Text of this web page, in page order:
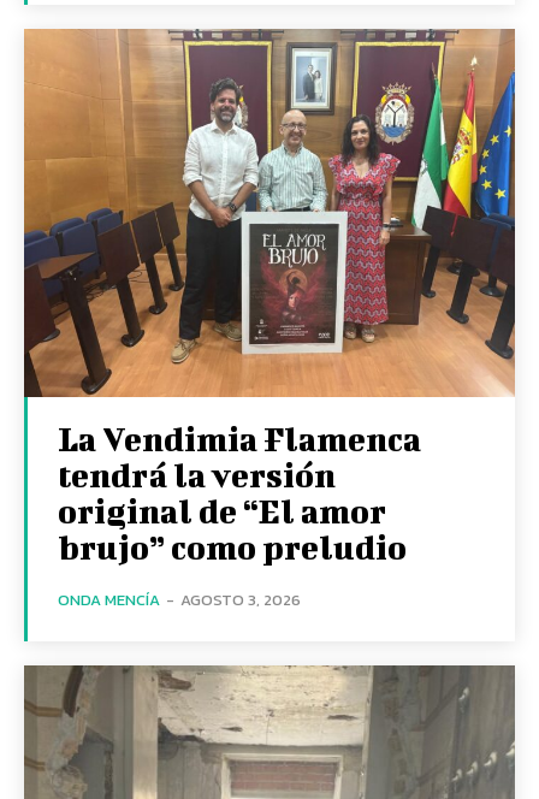
La Vendimia Flamenca
tendrá la versión
original de “El amor
brujo” como preludio
ONDA MENCÍA - AGOSTO 3, 2026